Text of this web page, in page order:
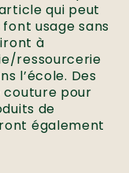
qui peut
usage sans
à
ressourcerie
l’école. Des
couture pour
de
également